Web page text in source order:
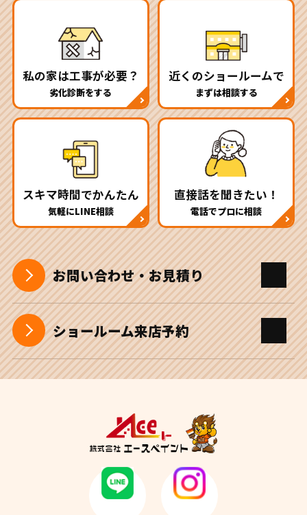
私の家は工事が必要？
劣化診断をする
近くのショールームで
まずは相談する
スキマ時間でかんたん
気軽にLINE相談
直接話を聞きたい！
電話でプロに相談
お問い合わせ・お見積り
ショールーム来店予約